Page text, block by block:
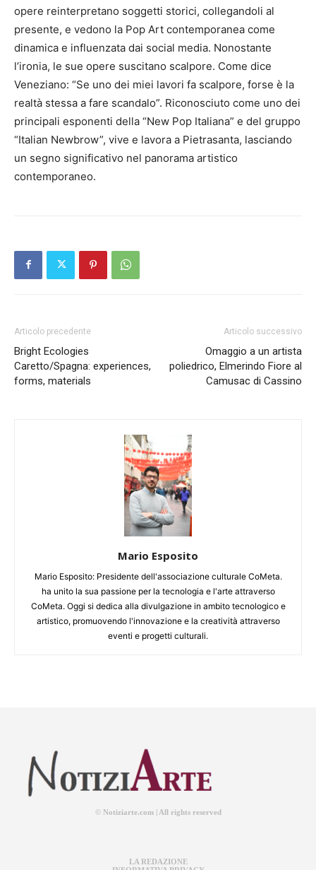
opere reinterpretano soggetti storici, collegandoli al
presente, e vedono la Pop Art contemporanea come
dinamica e influenzata dai social media. Nonostante
l’ironia, le sue opere suscitano scalpore. Come dice
Veneziano: “Se uno dei miei lavori fa scalpore, forse è la
realtà stessa a fare scandalo”. Riconosciuto come uno dei
principali esponenti della “New Pop Italiana” e del gruppo
“Italian Newbrow”, vive e lavora a Pietrasanta, lasciando
un segno significativo nel panorama artistico
contemporaneo.
Articolo precedente
Bright Ecologies
Caretto/Spagna: experiences,
forms, materials
Articolo successivo
Omaggio a un artista
poliedrico, Elmerindo Fiore al
Camusac di Cassino
Mario Esposito
Mario Esposito: Presidente dell'associazione culturale CoMeta.
ha unito la sua passione per la tecnologia e l'arte attraverso
CoMeta. Oggi si dedica alla divulgazione in ambito tecnologico e
artistico, promuovendo l'innovazione e la creatività attraverso
eventi e progetti culturali.
© Notiziarte.com | All rights reserved
LA REDAZIONE